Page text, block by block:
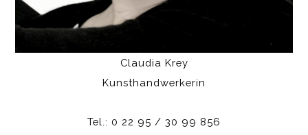
Claudia Krey
Kunsthandwerkerin
Tel.: 0 22 95 / 30 99 856